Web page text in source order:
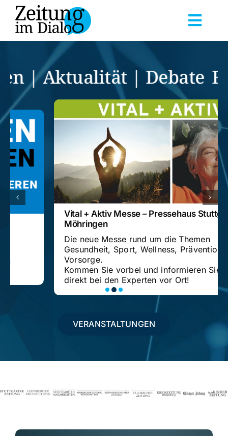
Skip
content
Veranstaltungen
Dokumentationen
Reihen
Über uns
| Debate
Vital + Aktiv Messe – Pressehaus Stuttgart-
Die neue Messe rund um die Themen
Gesundheit, Sport, Wellness, Prävention und
Kommen Sie vorbei und informieren Sie sich
direkt bei den Experten vor Ort!
VERANSTALTUNGEN